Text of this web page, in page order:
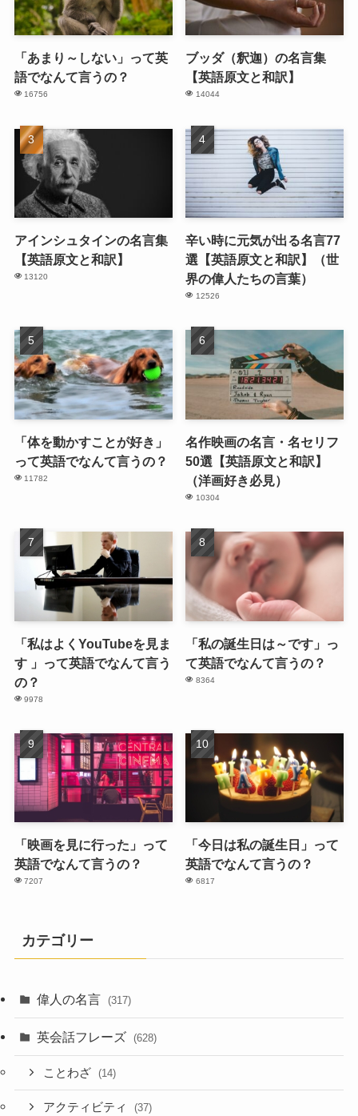
「あまり～しない」って英
語でなんて言うの？
16756
ブッダ（釈迦）の名言集
【英語原文と和訳】
14044
アインシュタインの名言集
【英語原文と和訳】
13120
辛い時に元気が出る名言77
選【英語原文と和訳】（世
界の偉人たちの言葉）
12526
「体を動かすことが好き」
って英語でなんて言うの？
11782
名作映画の名言・名セリフ
50選【英語原文と和訳】
（洋画好き必見）
10304
「私はよくYouTubeを見ま
す 」って英語でなんて言う
の？
9978
「私の誕生日は～です」っ
て英語でなんて言うの？
8364
「映画を見に行った」って
英語でなんて言うの？
7207
「今日は私の誕生日」って
英語でなんて言うの？
6817
カテゴリー
偉人の名言 (317)
英会話フレーズ (628)
ことわざ (14)
アクティビティ (37)